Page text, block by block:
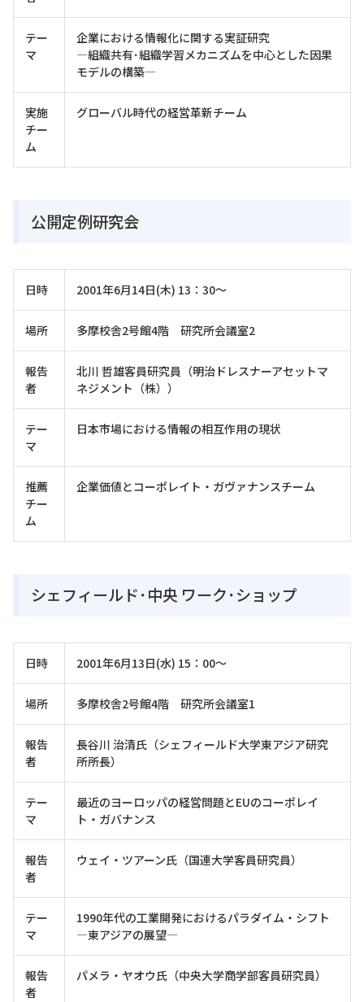
テー
マ
企業における情報化に関する実証研究
―組織共有･組織学習メカニズムを中心とした因果
モデルの構築―
実施
チー
ム
グローバル時代の経営革新チーム
公開定例研究会
日時 2001年6月14日(木) 13：30～
場所 多摩校舎2号館4階 研究所会議室2
報告
者
北川 哲雄客員研究員（明治ドレスナーアセットマ
ネジメント（株））
テー
マ
日本市場における情報の相互作用の現状
推薦
チー
ム
企業価値とコーポレイト・ガヴァナンスチーム
シェフィールド･中央 ワーク･ショップ
日時 2001年6月13日(水) 15：00～
場所 多摩校舎2号館4階 研究所会議室1
報告
者
長谷川 治清氏（シェフィールド大学東アジア研究
所所長）
テー
マ
最近のヨーロッパの経営問題とEUのコーポレイ
ト・ガバナンス
報告
者
ウェイ・ツアーン氏（国連大学客員研究員）
テー
マ
1990年代の工業開発におけるパラダイム・シフト
―東アジアの展望―
報告
者
パメラ・ヤオウ氏（中央大学商学部客員研究員）